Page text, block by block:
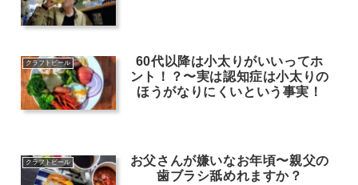
クラフトビール
60代以降は小太りがいいってホ
ント！？〜実は認知症は小太りの
ほうがなりにくいという事実！
クラフトビール
お父さんが嫌いなお年頃〜親父の
歯ブラシ舐めれますか？